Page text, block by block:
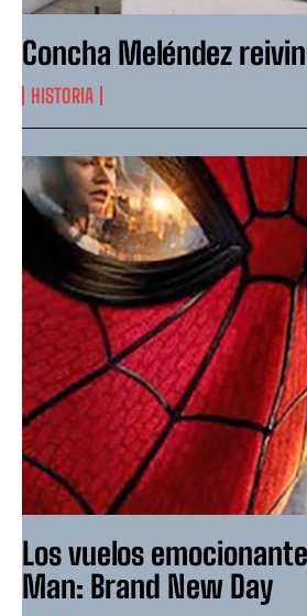
Concha Meléndez
HISTORIA
Los vuelos
Man: Brand New Day